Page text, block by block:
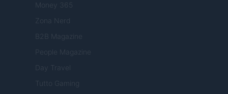
Money 365
Zona Nerd
B2B Magazine
People Magazine
Day Travel
Tutto Gaming